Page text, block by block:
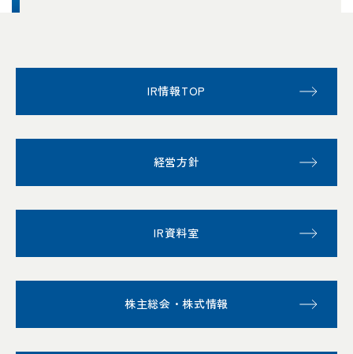
IR情報TOP
経営方針
IR資料室
株主総会・株式情報